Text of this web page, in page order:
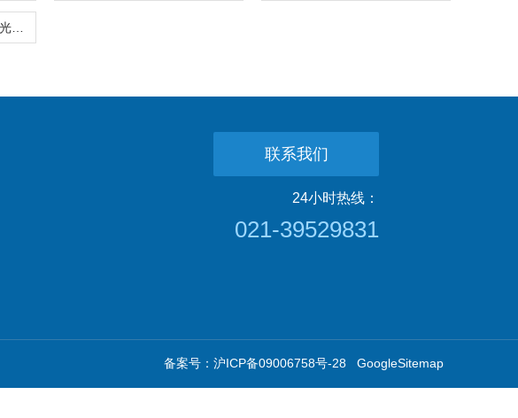
联系我们
24小时热线：
021-39529831
备案号：沪ICP备09006758号-28 GoogleSitemap